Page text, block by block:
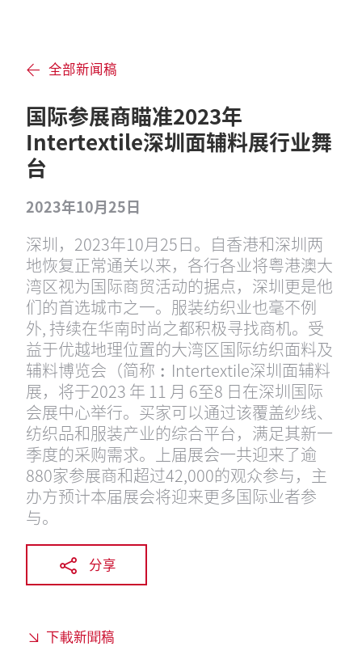
全部新闻稿
国际参展商瞄准2023年
Intertextile深圳面辅料展行业舞
台
2023年10月25日
深圳，2023年10月25日。自香港和深圳两
地恢复正常通关以来，各行各业将粤港澳大
湾区视为国际商贸活动的据点，深圳更是他
们的首选城市之一。服装纺织业也毫不例
外, 持续在华南时尚之都积极寻找商机。受
益于优越地理位置的大湾区国际纺织面料及
辅料博览会（简称︰Intertextile深圳面辅料
展，将于2023 年 11 月 6至8 日在深圳国际
会展中心举行。买家可以通过该覆盖纱线、
纺织品和服装产业的综合平台，满足其新一
季度的采购需求。上届展会一共迎来了逾
880家参展商和超过42,000的观众参与，主
办方预计本届展会将迎来更多国际业者参
与。
分享
下載新聞稿